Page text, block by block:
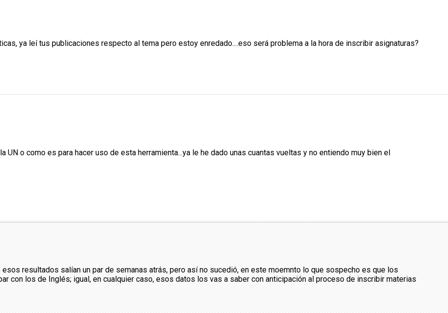
ya leí tus publicaciones respecto al tema pero estoy enredado....eso será problema a la hora de inscribir asignaturas?
o como es para hacer uso de esta herramienta...ya le he dado unas cuantas vueltas y no entiendo muy bien el
resultados salían un par de semanas atrás, pero así no sucedió, en este moemnto lo que sospecho es que los
con los de Inglés; igual, en cualquier caso, esos datos los vas a saber con anticipación al proceso de inscribir materias